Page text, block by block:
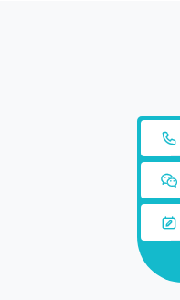


